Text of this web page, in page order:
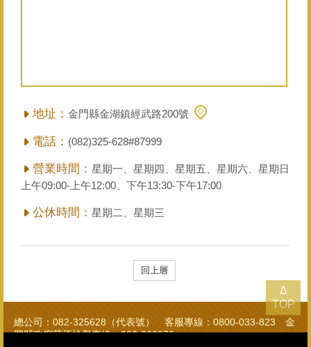
Δ
TOP
地址： 金門縣金湖鎮經武路200號
電話： (082)325-628#87999
營業時間： 星期一、星期四、星期五、星期六、星期日
上午09:00-上午12:00、下午13:30-下午17:00
公休時間： 星期二、星期三
回上層
總公司：082-325628（代表號） 客服專線：0800-033-823 金
門縣政府菸酒檢舉專線：082-322976